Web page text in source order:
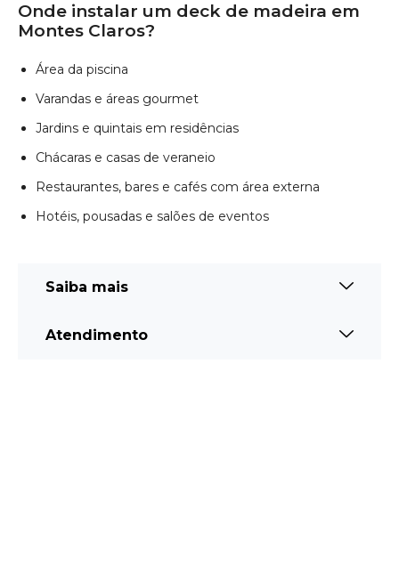
Onde instalar um deck de madeira em
Montes Claros?
Área da piscina
Varandas e áreas gourmet
Jardins e quintais em residências
Chácaras e casas de veraneio
Restaurantes, bares e cafés com área externa
Hotéis, pousadas e salões de eventos
Saiba mais
Atendimento